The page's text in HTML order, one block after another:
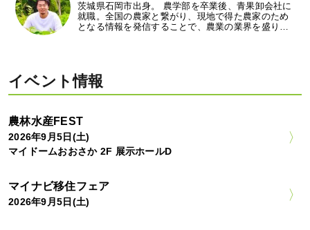
茨城県石岡市出身。 農学部を卒業後、青果卸会社に
就職。全国の農家と繋がり、現地で得た農家のため
となる情報を発信することで、農業の業界を盛り…
イベント情報
農林水産FEST
2026年9月5日(土)
マイドームおおさか 2F 展示ホールD
マイナビ移住フェア
2026年9月5日(土)